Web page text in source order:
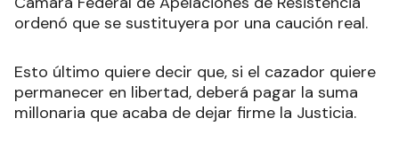
ordenó que se sustituyera por una caución real.
Esto último quiere decir que, si el cazador quiere
permanecer en libertad, deberá pagar la suma
millonaria que acaba de dejar firme la Justicia.